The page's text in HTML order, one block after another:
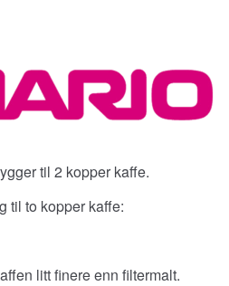
til 2 kopper kaffe.
til to kopper kaffe:
litt finere enn filtermalt.